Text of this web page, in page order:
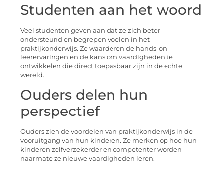
Studenten aan het woord
Veel studenten geven aan dat ze zich beter
ondersteund en begrepen voelen in het
praktijkonderwijs. Ze waarderen de hands-on
leerervaringen en de kans om vaardigheden te
ontwikkelen die direct toepasbaar zijn in de echte
wereld.
Ouders delen hun
perspectief
Ouders zien de voordelen van praktijkonderwijs in de
vooruitgang van hun kinderen. Ze merken op hoe hun
kinderen zelfverzekerder en competenter worden
naarmate ze nieuwe vaardigheden leren.